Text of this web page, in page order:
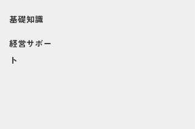
基礎知識
経営サポー
ト